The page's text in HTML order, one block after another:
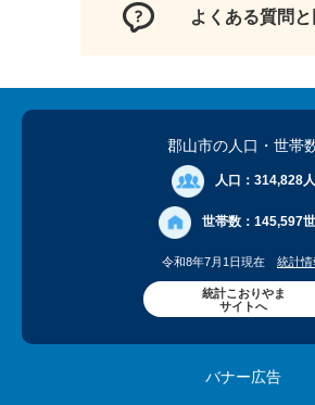
よくある質問
郡山市の人口 ・世帯
人口： 314,828人
世帯数： 145,597
令和8年7月1日現在 統計情
統計こおりやま
サイトへ
バナー広告